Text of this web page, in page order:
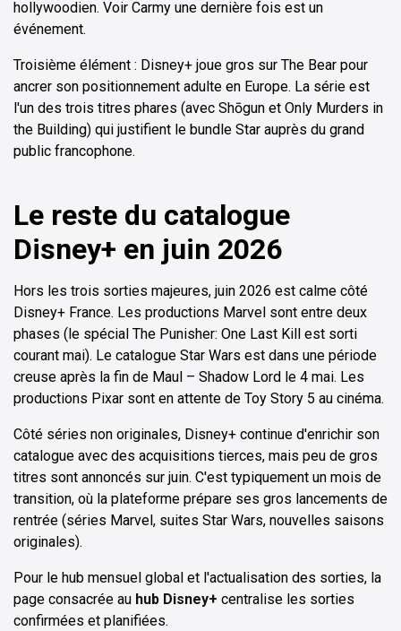
hollywoodien. Voir Carmy une dernière fois est un
événement.
Troisième élément : Disney+ joue gros sur The Bear pour
ancrer son positionnement adulte en Europe. La série est
l'un des trois titres phares (avec Shōgun et Only Murders in
the Building) qui justifient le bundle Star auprès du grand
public francophone.
Le reste du catalogue
Disney+ en juin 2026
Hors les trois sorties majeures, juin 2026 est calme côté
Disney+ France. Les productions Marvel sont entre deux
phases (le spécial The Punisher: One Last Kill est sorti
courant mai). Le catalogue Star Wars est dans une période
creuse après la fin de Maul – Shadow Lord le 4 mai. Les
productions Pixar sont en attente de Toy Story 5 au cinéma.
Côté séries non originales, Disney+ continue d'enrichir son
catalogue avec des acquisitions tierces, mais peu de gros
titres sont annoncés sur juin. C'est typiquement un mois de
transition, où la plateforme prépare ses gros lancements de
rentrée (séries Marvel, suites Star Wars, nouvelles saisons
originales).
Pour le hub mensuel global et l'actualisation des sorties, la
page consacrée au hub Disney+ centralise les sorties
confirmées et planifiées.